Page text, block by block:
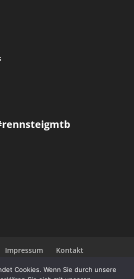
Impressum
Kontakt
Cookies. Wenn Sie durch unsere